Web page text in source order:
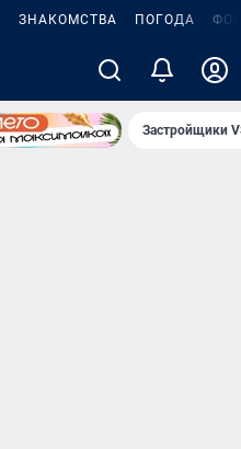
ЗНАКОМСТВА ПОГОДА
Застройщики